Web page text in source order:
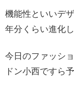
機能性といいデ
年分くらい進化
今日のファッシ
ドン小西ですら